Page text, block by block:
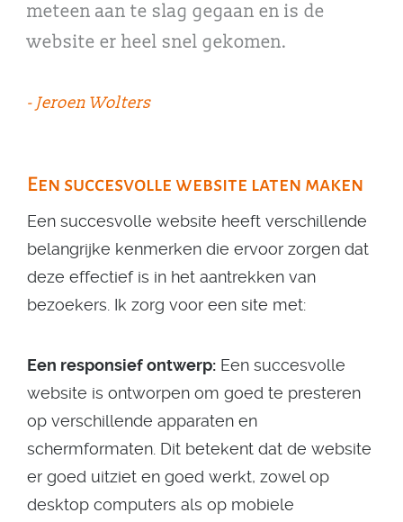
meteen aan te slag gegaan en is de
website er heel snel gekomen.
- Jeroen Wolters
Een succesvolle website laten maken
Een succesvolle website heeft verschillende
belangrijke kenmerken die ervoor zorgen dat
deze effectief is in het aantrekken van
bezoekers. Ik zorg voor een site met:
Een responsief ontwerp: Een succesvolle
website is ontworpen om goed te presteren
op verschillende apparaten en
schermformaten. Dit betekent dat de website
er goed uitziet en goed werkt, zowel op
desktop computers als op mobiele